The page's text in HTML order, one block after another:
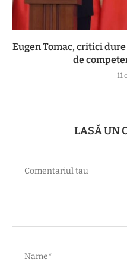
Eugen Tomac, critici
de
11
LASĂ UN